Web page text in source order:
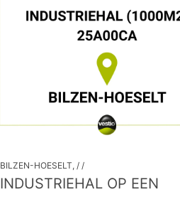
BILZEN-HOESELT, / /
INDUSTRIEHAL OP EEN